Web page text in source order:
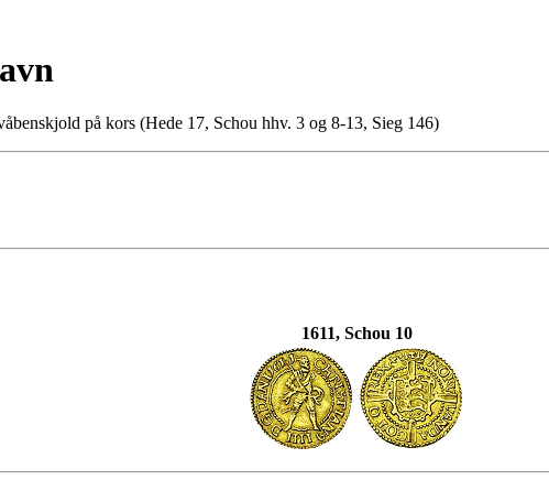
på kors (Hede 17, Schou hhv. 3 og 8-13, Sieg 146)
1611, Schou 10